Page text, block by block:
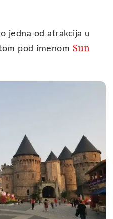
jedna od atrakcija u
pod imenom Sun